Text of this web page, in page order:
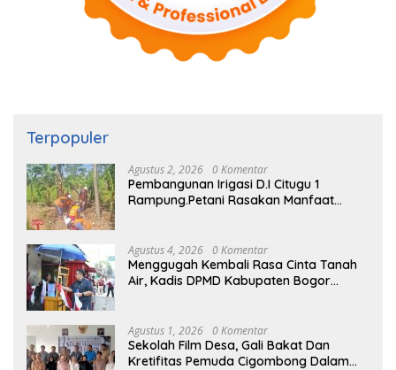
Terpopuler
Agustus 2, 2026 0 Komentar
Pembangunan Irigasi D.I Citugu 1
Rampung.Petani Rasakan Manfaat
Agustus 4, 2026 0 Komentar
Menggugah Kembali Rasa Cinta Tanah
Air, Kadis DPMD Kabupaten Bogor
Masyarakat Dan Pengguna Jalan.
Agustus 1, 2026 0 Komentar
Sekolah Film Desa, Gali Bakat Dan
Kretifitas Pemuda Cigombong Dalam